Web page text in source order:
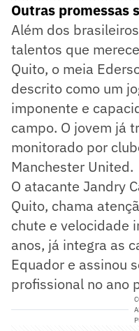
Outras promessas
Além dos
talentos que
Quito, o meia
descrito como um
imponente e
campo. O jovem já
monitorado por
Manchester United.
O atacante Jandry
Quito, chama
chute e velocidade
anos, já integra as
Equador e assinou
profissional no ano